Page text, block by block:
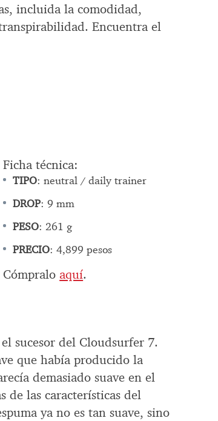
incluida la comodidad,
Encuentra el
Ficha técnica:
TIPO: neutral / daily trainer
DROP: 9 mm
PESO: 261 g
PRECIO: 4,899 pesos
Cómpraloaquí.
sucesor del Cloudsurfer 7.
que había producido la
demasiado suave en el
de las características del
ya no es tan suave, sino